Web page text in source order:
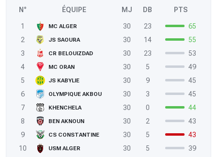
N° ÉQUIPE MJ DB PTS
1 MC ALGER 30 23
65
2
JS SAOURA 30 14
55
3
CR BELOUIZDAD 30 23
53
4
MC ORAN 30 5
49
5
JS KABYLIE 30 9
45
6
OLYMPIQUE AKBOU 30 3
45
7
KHENCHELA 30 0
44
8
BEN AKNOUN 30 2
43
9
CS CONSTANTINE 30 5
43
10
USM ALGER 30 5
39